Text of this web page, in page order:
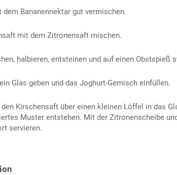
Bananennektar gut vermischen.
mit dem Zitronensaft mischen.
halbieren, entsteinen und auf einen Obstspieß
Glas geben und das Joghurt-Gemisch einfüllen.
Kirschensaft über einen kleinen Löffel in das
Muster entstehen. Mit der Zitronenscheibe
servieren.